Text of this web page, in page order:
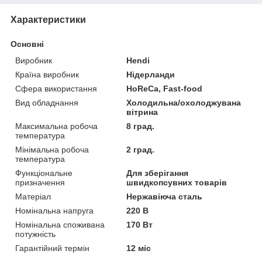
Характеристики
Основні
Виробник
Hendi
Країна виробник
Нідерланди
Сфера використання
HoReCa, Fast-food
Вид обладнання
Холодильна/охолоджувана
вітрина
Максимальна робоча
температура
8 град.
Мінімальна робоча
температура
2 град.
Функціональне
призначення
Для зберігання
швидкопсувних товарів
Матеріал
Нержавіюча сталь
Номінальна напруга
220 В
Номінальна споживана
потужність
170 Вт
Гарантійний термін 12 міс